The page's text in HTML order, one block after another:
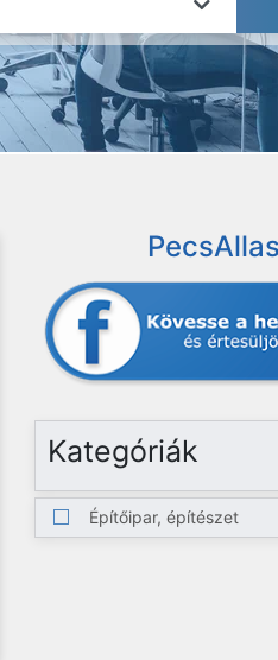
Kategóriák
Építőipar, építészet